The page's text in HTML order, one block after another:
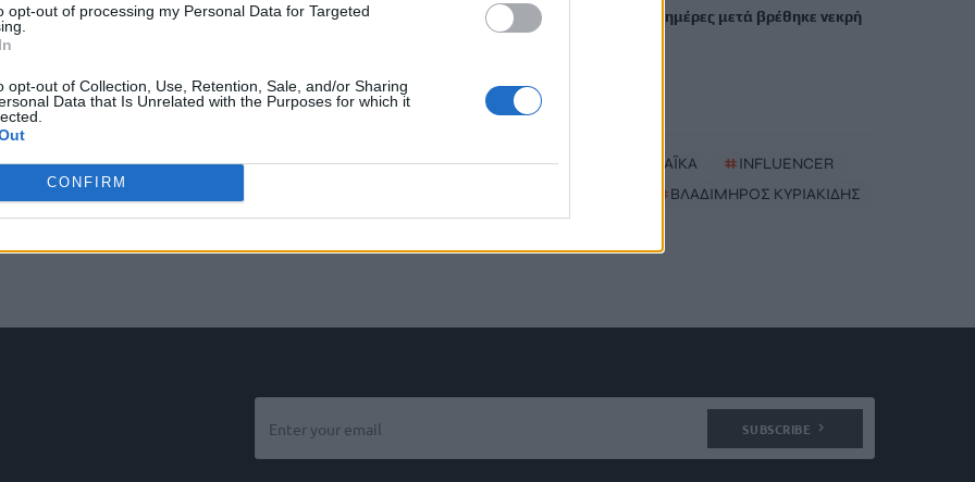
opt-out of processing my Personal Data for Targeted
opt-out of Collection, Use, Retention, Sale, and/or Sharing
Data that Is Unrelated with the Purposes for which it
CONFIRM
Τμήμα και λίγες ημέρες μετά βρέθηκε νεκρή
ΦΩΤΟΒΟΛΤΑΪΚΑ #INFLUENCER
#ΒΛΑΔΙΜΗΡΟΣ ΚΥΡΙΑΚΙΔΗΣ
SUBSCRIBE